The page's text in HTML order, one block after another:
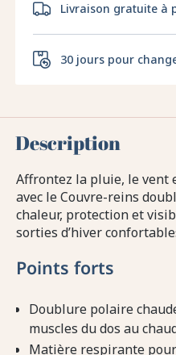
Livraison gratuite à
30 jours pour
Description
Affrontez la pluie, le vent
avec le Couvre-reins
chaleur, protection et
sorties d’hiver
Points forts
Doublure polaire
muscles du dos au
Matière respirante